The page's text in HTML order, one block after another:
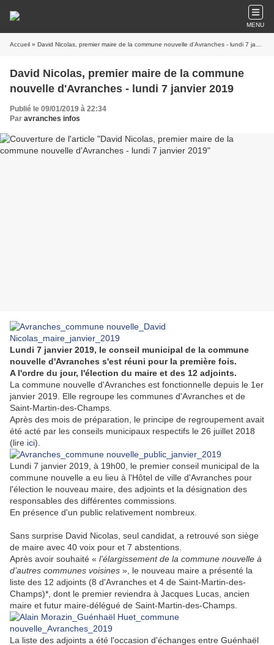
MENU
Accueil » David Nicolas, premier maire de la commune nouvelle d'Avranches - lundi 7 janvier 2019
David Nicolas, premier maire de la commune
nouvelle d'Avranches - lundi 7 janvier 2019
Publié le 09/01/2019 à 22:34
Par avranches infos
Lundi 7 janvier 2019, le conseil municipal de la commune
nouvelle d'Avranches s'est réuni pour la première fois.
A l'ordre du jour, l'élection du maire et des 12 adjoints.
La commune nouvelle d'Avranches est fonctionnelle depuis le 1er
janvier 2019. Elle regroupe les communes d'Avranches et de
Saint-Martin-des-Champs.
Après des mois de préparation, le principe de regroupement avait
été acté par les conseils municipaux respectifs le 26 juillet 2018
(lire ici).
Lundi 7 janvier 2019, à 19h00, le premier conseil municipal de la
commune nouvelle a eu lieu à l'Hôtel de ville d'Avranches pour
l'élection le nouveau maire, des adjoints et la désignation des
responsables des différentes commissions.
En présence d'un public relativement nombreux.
Sans surprise David Nicolas, seul candidat, a retrouvé son siège
de maire avec 40 voix pour et 7 abstentions.
Après avoir souhaité « l’élargissement de la commune nouvelle à
d’autres communes voisines », le nouveau maire a présenté la
liste des 12 adjoints (8 d'Avranches et 4 de Saint-Martin-des-
Champs)*, dont le premier reviendra à Jacques Lucas, ancien
maire et futur maire-délégué de Saint-Martin-des-Champs.
La liste des adjoints a été l'occasion d'échanges entre Guénhaël